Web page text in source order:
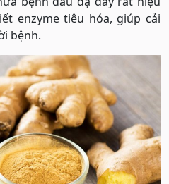
enzyme tiêu hóa, giúp cải
bệnh.